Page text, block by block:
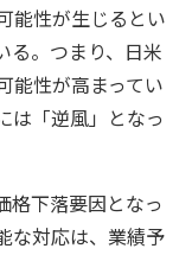
能性が生じるとい
る。つまり、日米
能性が高まってい
は「逆風」となっ
格下落要因となっ
な対応は、業績予